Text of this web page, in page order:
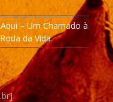
– Um Chamado à
da Vida